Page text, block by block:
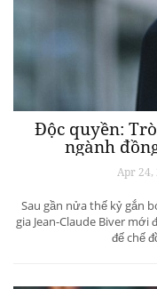
Độc quyền:
ngành
Apr 24,
Sau gần nửa thế kỷ gắn
gia Jean-Claude Biver mới
đế chế